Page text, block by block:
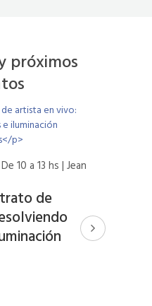
próximos
10 a 13 hs | Jean
de